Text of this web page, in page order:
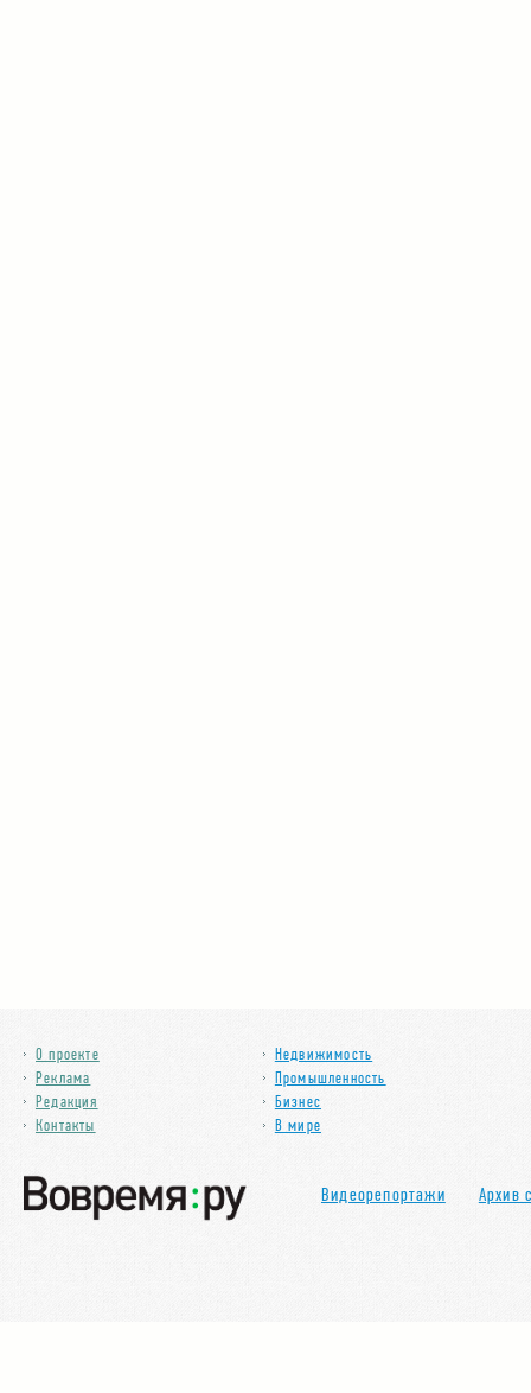
О проекте
Реклама
Редакция
Контакты
Недвижимость
Промышленность
Бизнес
В мире
Видеорепортажи Архив